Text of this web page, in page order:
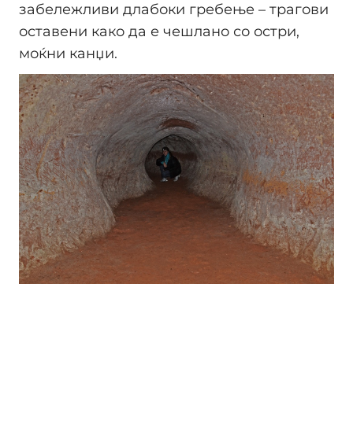
забележливи длабоки гребење – трагови
оставени како да е чешлано со остри,
моќни канџи.